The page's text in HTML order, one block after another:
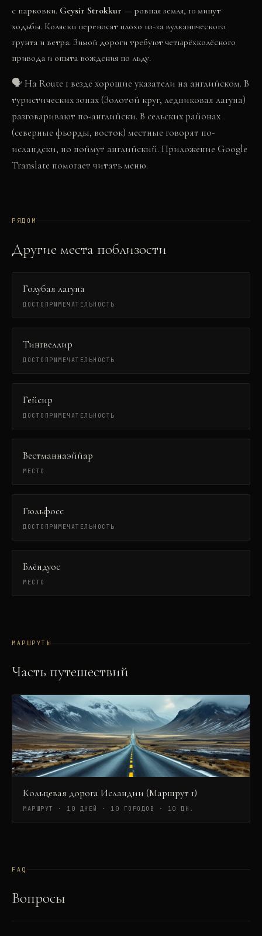
с парковки. Geysir Strokkur — ровная земля, 10 минут
ходьбы. Коляски переносят плохо из-за вулканического
грунта и ветра. Зимой дороги требуют четырёхколёсного
привода и опыта вождения по льду.
🗣На Route 1 везде хорошие указатели на английском. В
туристических зонах (Золотой круг, ледниковая лагуна)
разговаривают по-английски. В сельских районах
(северные фьорды, восток) местные говорят по-
исландски, но поймут английский. Приложение Google
Translate помогает читать меню.
РЯДОМ
Другие места поблизости
Голубая лагуна
ДОСТОПРИМЕЧАТЕЛЬНОСТЬ
Тингвеллир
ДОСТОПРИМЕЧАТЕЛЬНОСТЬ
Гейсир
ДОСТОПРИМЕЧАТЕЛЬНОСТЬ
Вестманнаэййар
МЕСТО
Гюльфосс
ДОСТОПРИМЕЧАТЕЛЬНОСТЬ
Блёндуос
МЕСТО
МАРШРУТЫ
Часть путешествий
Кольцевая дорога Исландии (Маршрут 1)
МАРШРУТ · 10 ДНЕЙ · 10 ГОРОДОВ · 10 ДН.
FAQ
Вопросы